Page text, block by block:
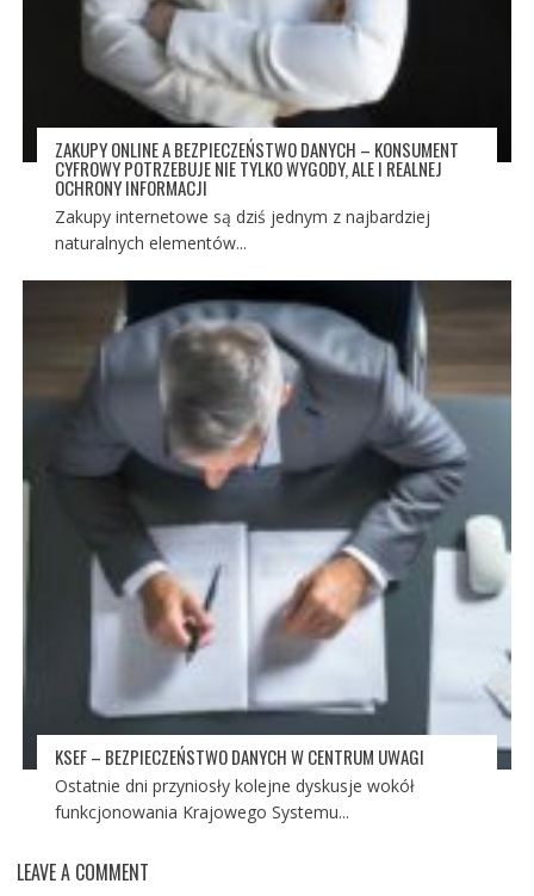
ZAKUPY ONLINE A BEZPIECZEŃSTWO DANYCH – KONSUMENT
CYFROWY POTRZEBUJE NIE TYLKO WYGODY, ALE I REALNEJ
OCHRONY INFORMACJI
Zakupy internetowe są dziś jednym z najbardziej
naturalnych elementów...
KSEF – BEZPIECZEŃSTWO DANYCH W CENTRUM UWAGI
Ostatnie dni przyniosły kolejne dyskusje wokół
funkcjonowania Krajowego Systemu...
LEAVE A COMMENT